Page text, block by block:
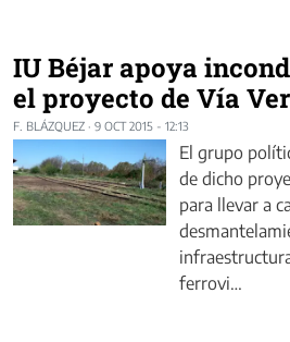
IU Béjar apoya
el proyecto de Vía
F. BLÁZQUEZ · 9 OCT 2015 - 12:13
El grupo
de dicho
para llevar a
ferrovi…